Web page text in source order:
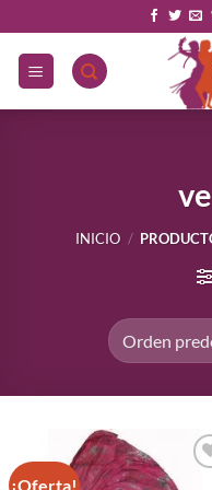
al
contenido
INICIO /
¡Oferta!